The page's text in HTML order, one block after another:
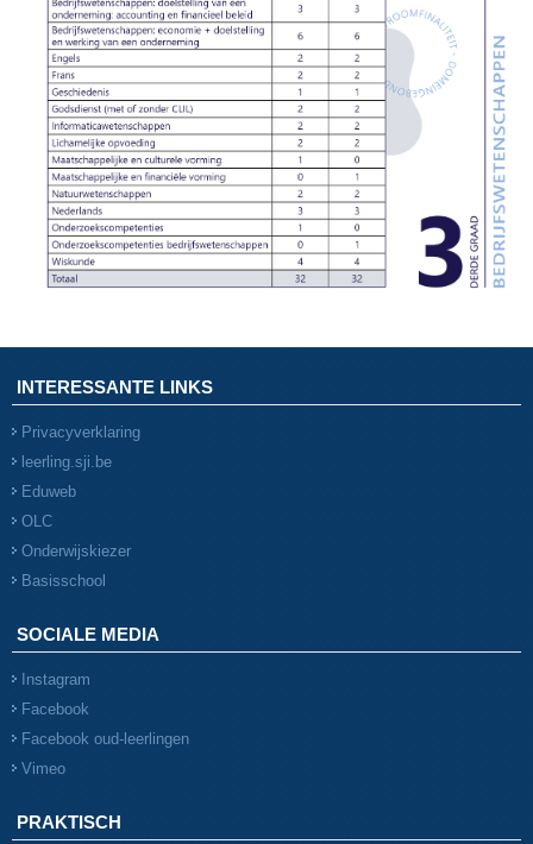
INTERESSANTE LINKS
Privacyverklaring
leerling.sji.be
Eduweb
OLC
Onderwijskiezer
Basisschool
SOCIALE MEDIA
Instagram
Facebook
Facebook oud-leerlingen
Vimeo
PRAKTISCH